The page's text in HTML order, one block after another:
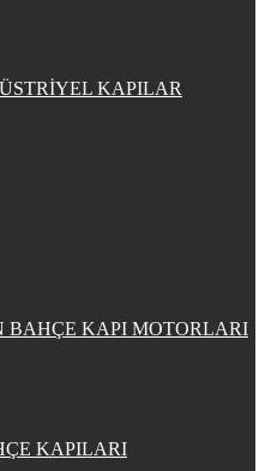
KAPILAR
BAHÇE KAPI MOTORLARI
KAPILARI